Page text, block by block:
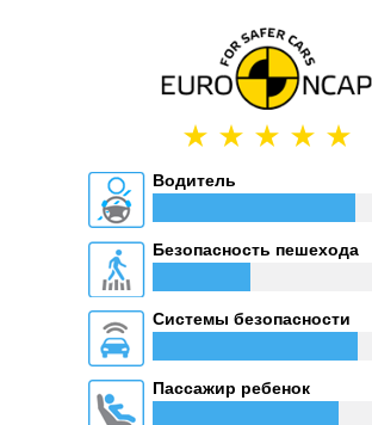
Водитель
Безопасность пешехода
Системы безопасности
Пассажир ребенок